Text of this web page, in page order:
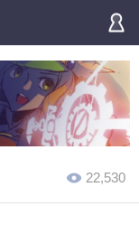
22,530